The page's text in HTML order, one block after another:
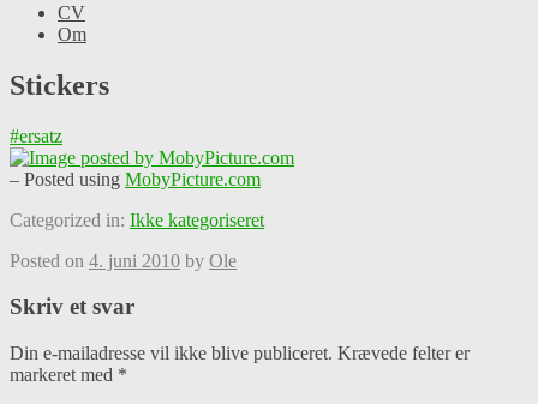
CV
Om
Stickers
#ersatz
– Posted using MobyPicture.com
Categorized in: Ikke kategoriseret
Posted on 4. juni 2010 by Ole
Skriv et svar
Din e-mailadresse vil ikke blive publiceret. Krævede felter er
markeret med *